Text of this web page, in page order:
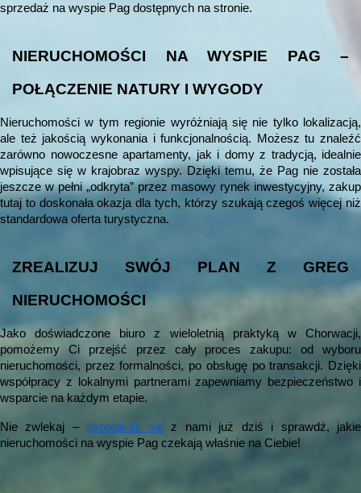
sprzedaż na wyspie Pag dostępnych na stronie.
NIERUCHOMOŚCI NA WYSPIE PAG –
POŁĄCZENIE NATURY I WYGODY
Nieruchomości w tym regionie wyróżniają się nie tylko lokalizacją,
ale też jakością wykonania i funkcjonalnością. Możesz tu znaleźć
zarówno nowoczesne apartamenty, jak i domy z tradycją, idealnie
wpisujące się w krajobraz wyspy. Dzięki temu, że Pag nie została
jeszcze w pełni „odkryta” przez masowy rynek inwestycyjny, zakup
tutaj to doskonała okazja dla tych, którzy szukają czegoś więcej niż
standardowa oferta turystyczna.
ZREALIZUJ SWÓJ PLAN Z GREG
NIERUCHOMOŚCI
Jako doświadczone biuro z wieloletnią praktyką w Chorwacji,
pomożemy Ci przejść przez cały proces zakupu: od wyboru
nieruchomości, przez formalności, po obsługę po transakcji. Dzięki
współpracy z lokalnymi partnerami zapewniamy bezpieczeństwo i
wsparcie na każdym etapie.
Nie zwlekaj –skontaktuj sięz nami już dziś i sprawdź, jakie
nieruchomości na wyspie Pag czekają właśnie na Ciebie!